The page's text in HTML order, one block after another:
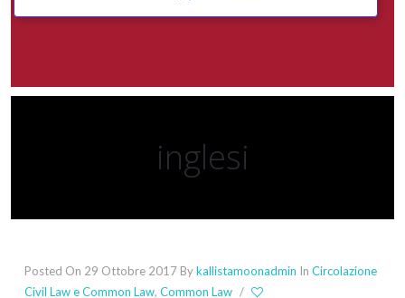
inglesi
Posted On 29 Ottobre 2017 Bykallistamoonadmin In Circolazione
Civil Law e Common Law, Common Law /